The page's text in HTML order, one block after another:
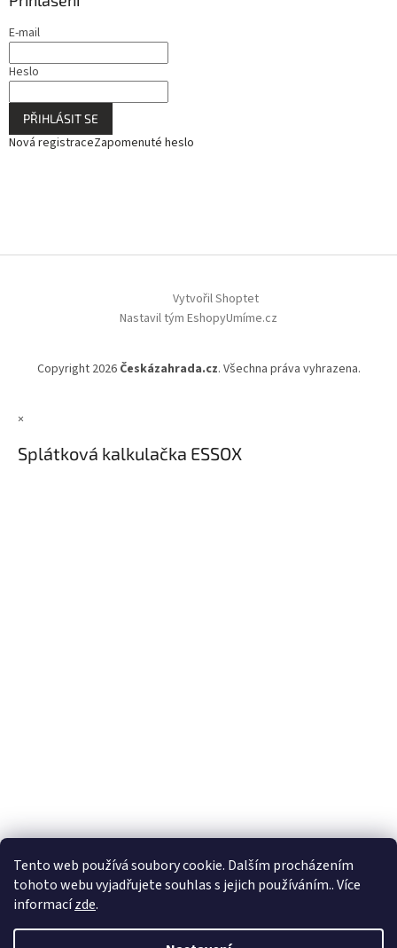
Tento web používá soubory cookie. Dalším procházením
tohoto webu vyjadřujete souhlas s jejich používáním.. Více
informacízde.
E-mail
Heslo
PŘIHLÁSIT SE
Nová registraceZapomenuté heslo
Vytvořil Shoptet
Nastavil tým EshopyUmíme.cz
Copyright 2026 Českázahrada.cz. Všechna práva vyhrazena.
×
Splátková kalkulačka ESSOX